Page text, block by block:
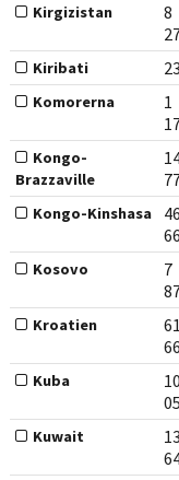
Kirgizistan
8
Kiribati
Komorerna
1
Kongo-
Brazzaville
Kongo-Kinshasa
46
Kosovo
7
Kroatien
61
Kuba
Kuwait